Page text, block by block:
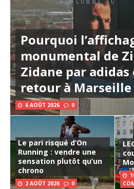
Pourquoi
monumental de
Zidane par adidas
retour à Marseille
6 AOÛT 2026 0
Le pari risqué d’On
Running : vendre une
sensation plutôt qu’un
chrono
2 AOÛT 2026 0